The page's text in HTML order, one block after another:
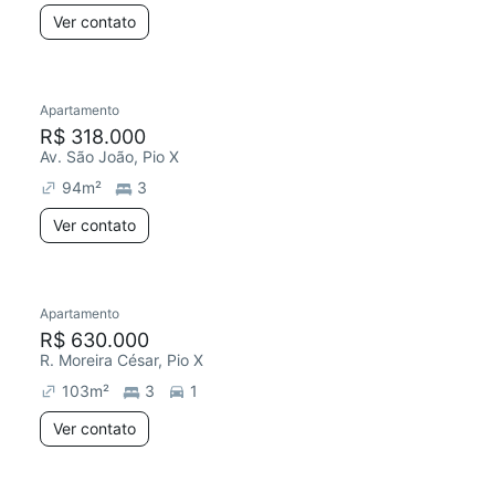
Ver contato
Apartamento
R$ 318.000
Av. São João, Pio X
94m²
3
Ver contato
Apartamento
R$ 630.000
R. Moreira César, Pio X
103m² 3
1
Ver contato